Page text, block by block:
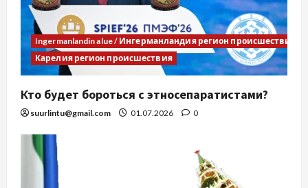
Ingermanlandin alue / Ингерманландия регион происшествия
Карелия регион происшествия
Кто будет бороться с этносепаратистами?
suurlintu@gmail.com 01.07.2026 0